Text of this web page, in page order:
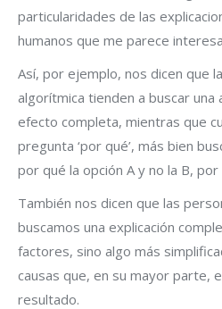
particularidades de las
humanos que me parece
Así, por ejemplo, nos dicen que
algorítmica tienden a buscar una
efecto completa, mientras que
pregunta ‘por qué’, más bien
por qué la opción A y no la B,
También nos dicen que las
buscamos una explicación
factores, sino algo más
causas que, en su mayor parte,
resultado.